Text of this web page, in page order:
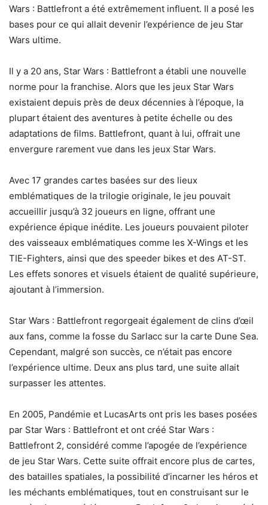
Wars : Battlefront a été extrêmement influent. Il a posé les
bases pour ce qui allait devenir l’expérience de jeu Star
Wars ultime.
Il y a 20 ans, Star Wars : Battlefront a établi une nouvelle
norme pour la franchise. Alors que les jeux Star Wars
existaient depuis près de deux décennies à l’époque, la
plupart étaient des aventures à petite échelle ou des
adaptations de films. Battlefront, quant à lui, offrait une
envergure rarement vue dans les jeux Star Wars.
Avec 17 grandes cartes basées sur des lieux
emblématiques de la trilogie originale, le jeu pouvait
accueillir jusqu’à 32 joueurs en ligne, offrant une
expérience épique inédite. Les joueurs pouvaient piloter
des vaisseaux emblématiques comme les X-Wings et les
TIE-Fighters, ainsi que des speeder bikes et des AT-ST.
Les effets sonores et visuels étaient de qualité supérieure,
ajoutant à l’immersion.
Star Wars : Battlefront regorgeait également de clins d’œil
aux fans, comme la fosse du Sarlacc sur la carte Dune Sea.
Cependant, malgré son succès, ce n’était pas encore
l’expérience ultime. Deux ans plus tard, une suite allait
surpasser les attentes.
En 2005, Pandémie et LucasArts ont pris les bases posées
par Star Wars : Battlefront et ont créé Star Wars :
Battlefront 2, considéré comme l’apogée de l’expérience
de jeu Star Wars. Cette suite offrait encore plus de cartes,
des batailles spatiales, la possibilité d’incarner les héros et
les méchants emblématiques, tout en construisant sur le